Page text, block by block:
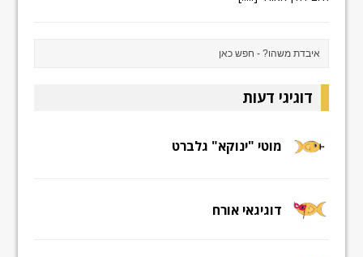
דוגיגי דעות
מוטי "ינוקא" גלברט
דוגיגאי אורח